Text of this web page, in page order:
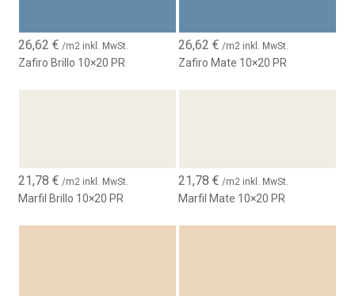
26,62€ /m2 inkl. MwSt.
Zafiro Brillo 10×20 PR
26,62 € /m2 inkl. MwSt.
Zafiro Mate 10×20 PR
21,78€ /m2 inkl. MwSt.
Marfil Brillo 10×20 PR
21,78 € /m2 inkl. MwSt.
Marfil Mate 10×20 PR